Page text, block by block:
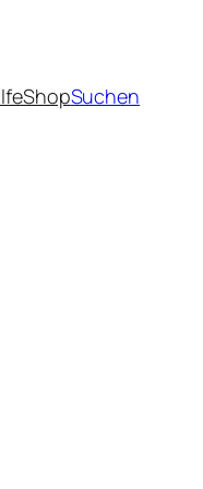
ShopSuchen